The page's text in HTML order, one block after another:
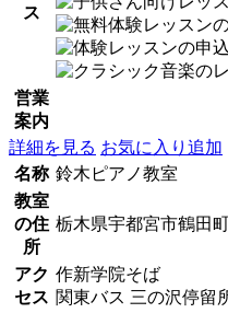
ス
営業
案内
詳細を見る お気に入り追加
名称 鈴木ピアノ教室
教室
の住
所
栃木県宇都宮市鶴田
アク
セス
作新学院そば
関東バス 三の沢停留